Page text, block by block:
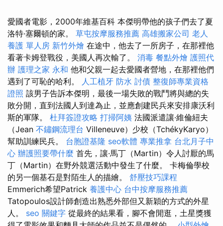
愛國者電影，2000年維基百科 本傑明帶他的孩子們去了夏
洛特·塞爾頓的家。 草屯按摩服務推薦 高雄搬家公司 老人
養護 單人房 新竹外燴 在途中，他去了一所房子，在那裡他
看著卡姆登戰役，美國人再次輸了。 消毒 餐點外燴 護照代
辦 護理之家 永和 他和父親一起去愛國者營地，在那裡他們
遇到了可恥的哈利。 人工植牙 防水 討債 整復師專業資格
證照 該男子告訴本傑明，最後一場失敗的戰鬥將與總的失
敗分開，直到法國人到達為止，並應創建民兵來安排康沃利
斯的軍隊。 杜拜簽證攻略 打掃阿姨 法國派遣讓·維倫紐夫
（Jean 不鏽鋼流理台 Villeneuve）少校（TchékyKaryo）
幫助訓練民兵。 台胞證基隆 seo軟體 專業推拿 台北月子中
心 辦護照要帶什麼 首先，讓·馬丁（Martin）令人討厭的馬
丁（Martin）在野外競選活動中發生了什麼。 卡梅倫學校
的另一個基石是對陌生人的描繪。 舒壓技巧課程
Emmerich希望Patrick 養護中心 台中按摩服務推薦
Tatopoulos設計師創造出熟悉外部但又新穎的方式的外星
人。 seo 關鍵字 從最終的結果看，腳不會閒逛，土星獎獲